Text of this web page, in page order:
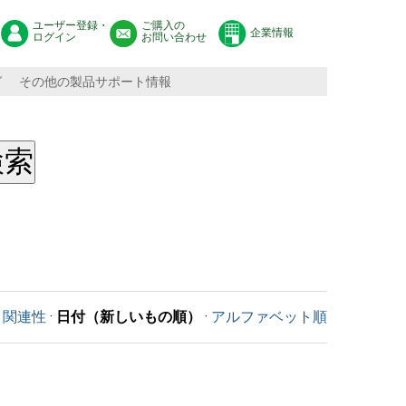
ユーザー登録・
ログイン
ご購入の
お問い合わせ
企業情報
その他の製品サポート情報
関連性 · 日付（新しいもの順） · アルファベット順